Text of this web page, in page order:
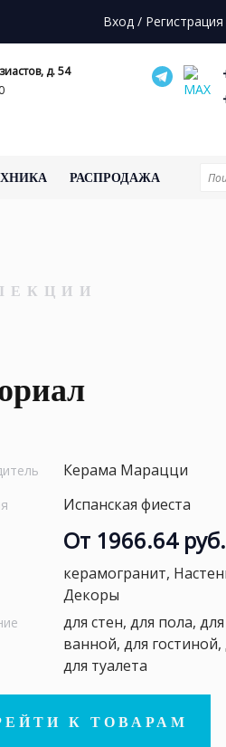
Вход / Регистрация
д. 54
РАСПРОДАЖА
Керама Марацци
Испанская фиеста
От 1966.64
керамогранит,
Декоры
для стен, для пола,
ванной, для
для туалета
К ТОВАРАМ